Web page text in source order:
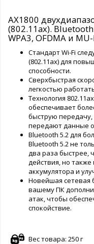
AX1800
(802.11ax).
WPA3, OFDMA и
Стандарт Wi-Fi
(802.11ax) для
способности.
Сверхбыстрая
легкостью
Технология
обеспечивает
быструю передачу,
передают данные
Bluetooth 5.2 для
Bluetooth 5.2 не
два раза быстрее,
действия, но
аккумулятора и
Новейшая сетевая
вашему ПК
атак, чтобы
спокойствие.
Вес товара: 250 г